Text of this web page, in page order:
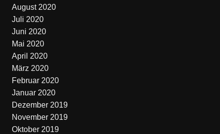
August 2020
Juli 2020
Juni 2020
Mai 2020
April 2020
März 2020
Februar 2020
Januar 2020
Dezember 2019
November 2019
Oktober 2019